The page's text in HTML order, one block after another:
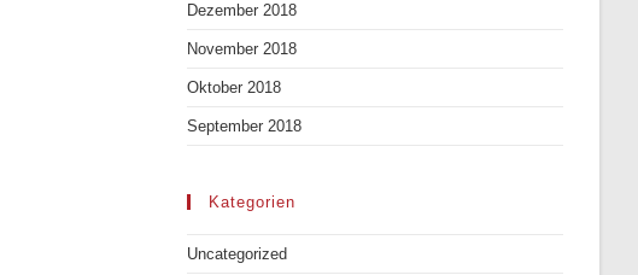
Dezember 2018
November 2018
Oktober 2018
September 2018
Kategorien
Uncategorized